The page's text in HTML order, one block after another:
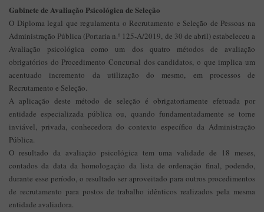
Gabinete de Avaliação Psicológica de Seleção
O Diploma legal que regulamenta o Recrutamento e Seleção de Pessoas na
Administração Pública (Portaria n.º 125-A/2019, de 30 de abril) estabeleceu a
Avaliação psicológica como um dos quatro métodos de avaliação
obrigatórios do Procedimento Concursal dos candidatos, o que implica um
acentuado incremento da utilização do mesmo, em processos de
Recrutamento e Seleção.
A aplicação deste método de seleção é obrigatoriamente efetuada por
entidade especializada pública ou, quando fundamentadamente se torne
inviável, privada, conhecedora do contexto específico da Administração
Pública.
O resultado da avaliação psicológica tem uma validade de 18 meses,
contados da data da homologação da lista de ordenação final, podendo,
durante esse período, o resultado ser aproveitado para outros procedimentos
de recrutamento para postos de trabalho idênticos realizados pela mesma
entidade avaliadora.